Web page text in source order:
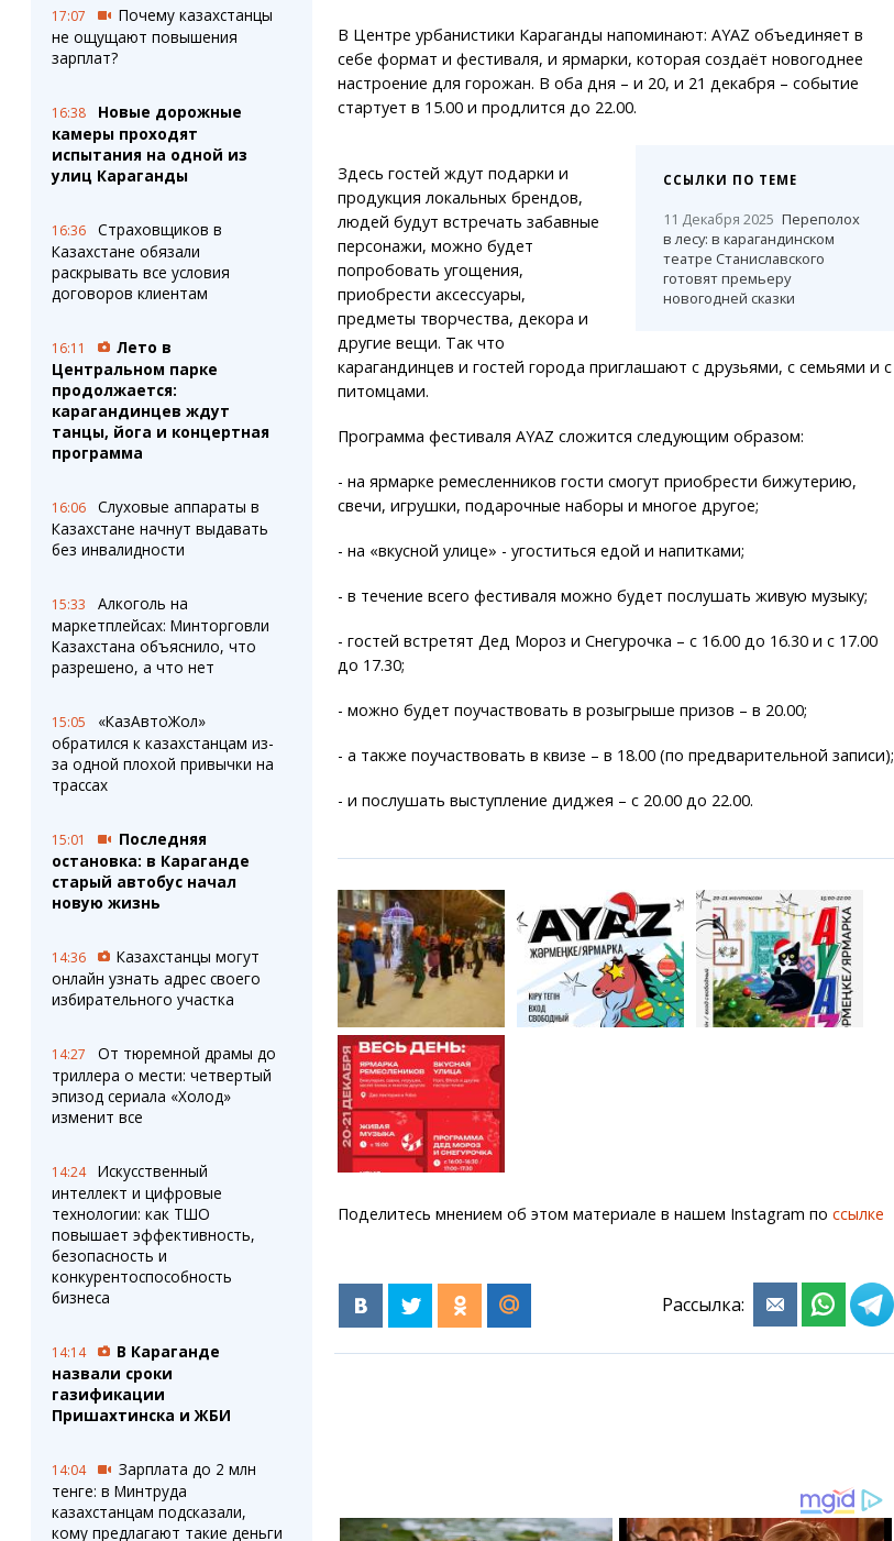
17:07
Почему казахстанцы
не ощущают повышения
зарплат?
16:38
Новые дорожные
камеры проходят
испытания на одной из
улиц Караганды
16:36
Страховщиков в
Казахстане обязали
раскрывать все условия
договоров клиентам
16:11
Лето в
Центральном парке
продолжается:
карагандинцев ждут
танцы, йога и концертная
программа
16:06
Слуховые аппараты в
Казахстане начнут выдавать
без инвалидности
15:33
Алкоголь на
маркетплейсах: Минторговли
Казахстана объяснило, что
разрешено, а что нет
15:05
«КазАвтоЖол»
обратился к казахстанцам из-
за одной плохой привычки на
трассах
15:01
Последняя
остановка: в Караганде
старый автобус начал
новую жизнь
14:36
Казахстанцы могут
онлайн узнать адрес своего
избирательного участка
14:27
От тюремной драмы до
триллера о мести: четвертый
эпизод сериала «Холод»
изменит все
14:24
Искусственный
интеллект и цифровые
технологии: как ТШО
повышает эффективность,
безопасность и
конкурентоспособность
бизнеса
14:14
В Караганде
назвали сроки
газификации
Пришахтинска и ЖБИ
14:04
Зарплата до 2 млн
тенге: в Минтруда
казахстанцам подсказали,
кому предлагают такие деньги
В Центре урбанистики Караганды напоминают: AYAZ объединяет в
себе формат и фестиваля, и ярмарки, которая создаёт новогоднее
настроение для горожан. В оба дня – и 20, и 21 декабря – событие
стартует в 15.00 и продлится до 22.00.
ССЫЛКИ ПО ТЕМЕ
11 Декабря 2025 Переполох
в лесу: в карагандинском
театре Станиславского
готовят премьеру
новогодней сказки
Здесь гостей ждут подарки и
продукция локальных брендов,
людей будут встречать забавные
персонажи, можно будет
попробовать угощения,
приобрести аксессуары,
предметы творчества, декора и
другие вещи. Так что
карагандинцев и гостей города приглашают с друзьями, с семьями и с
питомцами.
Программа фестиваля AYAZ сложится следующим образом:
- на ярмарке ремесленников гости смогут приобрести бижутерию,
свечи, игрушки, подарочные наборы и многое другое;
- на «вкусной улице» - угоститься едой и напитками;
- в течение всего фестиваля можно будет послушать живую музыку;
- гостей встретят Дед Мороз и Снегурочка – с 16.00 до 16.30 и с 17.00
до 17.30;
- можно будет поучаствовать в розыгрыше призов – в 20.00;
- а также поучаствовать в квизе – в 18.00 (по предварительной записи);
- и послушать выступление диджея – с 20.00 до 22.00.
Поделитесь мнением об этом материале в нашем Instagram по ссылке
Рассылка: